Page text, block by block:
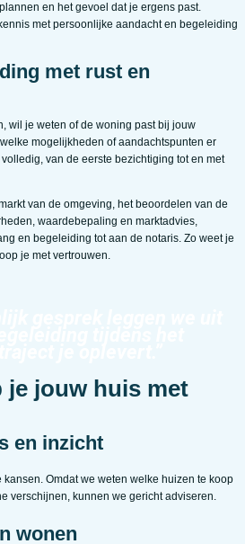
en het gevoel dat je ergens past.
met persoonlijke aandacht en begeleiding
met rust en
wil je weten of de woning past bij jouw
mogelijkheden of aandachtspunten er
van de eerste bezichtiging tot en met
van de omgeving, het beoordelen van de
waardebepaling en marktadvies,
en begeleiding tot aan de notaris. Zo weet je
je met vertrouwen.
je jouw huis met
en inzicht
Omdat we weten welke huizen te koop
verschijnen, kunnen we gericht adviseren.
wonen